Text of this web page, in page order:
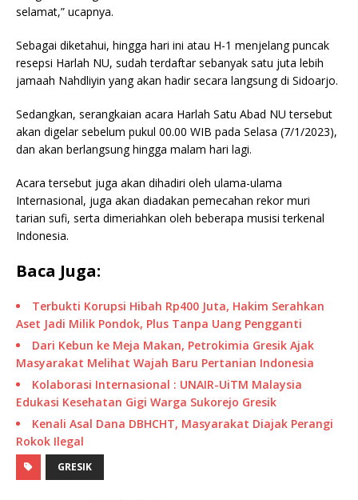
selamat,” ucapnya.
Sebagai diketahui, hingga hari ini atau H-1 menjelang puncak
resepsi Harlah NU, sudah terdaftar sebanyak satu juta lebih
jamaah Nahdliyin yang akan hadir secara langsung di Sidoarjo.
Sedangkan, serangkaian acara Harlah Satu Abad NU tersebut
akan digelar sebelum pukul 00.00 WIB pada Selasa (7/1/2023),
dan akan berlangsung hingga malam hari lagi.
Acara tersebut juga akan dihadiri oleh ulama-ulama
Internasional, juga akan diadakan pemecahan rekor muri
tarian sufi, serta dimeriahkan oleh beberapa musisi terkenal
Indonesia.
Baca Juga:
Terbukti Korupsi Hibah Rp400 Juta, Hakim Serahkan
Aset Jadi Milik Pondok, Plus Tanpa Uang Pengganti
Dari Kebun ke Meja Makan, Petrokimia Gresik Ajak
Masyarakat Melihat Wajah Baru Pertanian Indonesia
Kolaborasi Internasional : UNAIR-UiTM Malaysia
Edukasi Kesehatan Gigi Warga Sukorejo Gresik
Kenali Asal Dana DBHCHT, Masyarakat Diajak Perangi
Rokok Ilegal
GRESIK